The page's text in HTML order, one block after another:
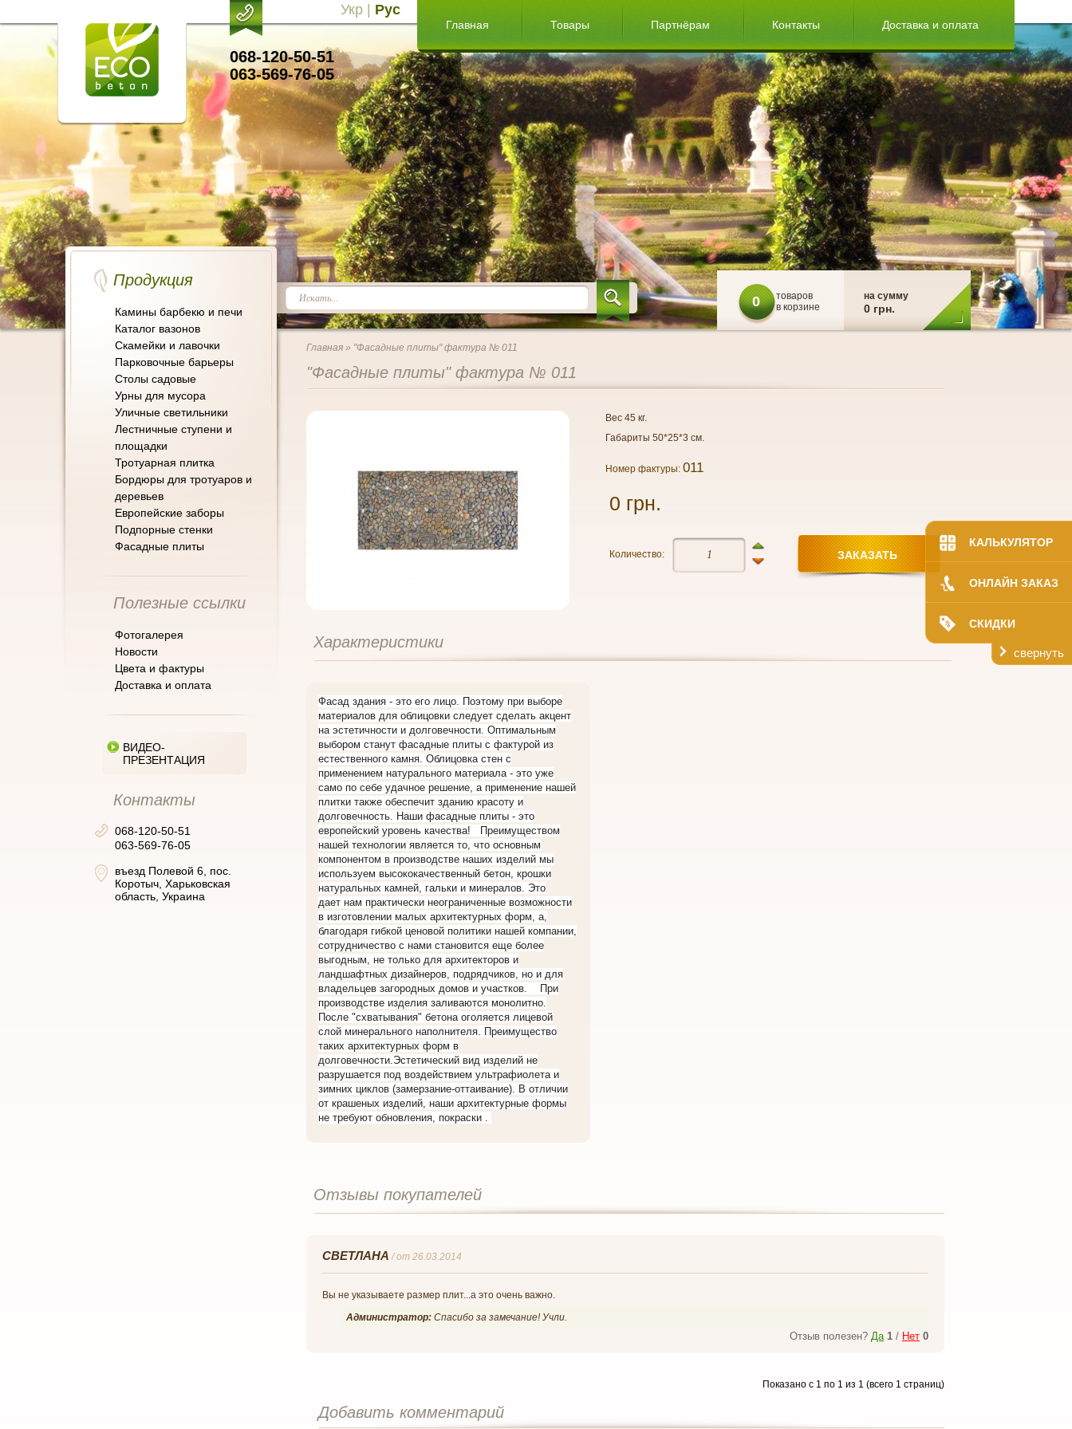
КАЛЬКУЛЯТОР
ОНЛАЙН ЗАКАЗ
СКИДКИ
свернуть
068-120-50-51
063-569-76-05
Укр Рус
0
товаров
в корзине
на сумму
0 грн.
Главная Товары Партнёрам Контакты Доставка и оплата
Продукция
Камины барбекю и печи
Каталог вазонов
Скамейки и лавочки
Парковочные барьеры
Cтолы садовые
Урны для мусора
Уличные светильники
Лестничные ступени и
площадки
Тротуарная плитка
Бордюры для тротуаров и
деревьев
Европейские заборы
Подпорные стенки
Фасадные плиты
Полезные ссылки
Фотогалерея
Новости
Цвета и фактуры
Доставка и оплата
ВИДЕО-
ПРЕЗЕНТАЦИЯ
Контакты
068-120-50-51
063-569-76-05
въезд Полевой 6, пос.
Коротыч, Харьковская
область, Украина
Главная » "Фасадные плиты" фактура № 011
"Фасадные плиты" фактура № 011
Вес 45 кг.
Габариты 50*25*3 см.
Номер фактуры: 011
0 грн.
Количество:
Характеристики
Фасад здания - это его лицо. Поэтому при выборе
материалов для облицовки следует сделать акцент
на эстетичности и долговечности. Оптимальным
выбором станут фасадные плиты с фактурой из
естественного камня. Облицовка стен с
применением натурального материала - это уже
само по себе удачное решение, а применение нашей
плитки также обеспечит зданию красоту и
долговечность. Наши фасадные плиты - это
европейский уровень качества! Преимуществом
нашей технологии является то, что основным
компонентом в производстве наших изделий мы
используем высококачественный бетон, крошки
натуральных камней, гальки и минералов. Это
дает нам практически неограниченные возможности
в изготовлении малых архитектурных форм, а,
благодаря гибкой ценовой политики нашей компании,
сотрудничество с нами становится еще более
выгодным, не только для архитекторов и
ландшафтных дизайнеров, подрядчиков, но и для
владельцев загородных домов и участков. При
производстве изделия заливаются монолитно.
После "схватывания" бетона оголяется лицевой
слой минерального наполнителя. Преимущество
таких архитектурных форм в
долговечности.Эстетический вид изделий не
разрушается под воздействием ультрафиолета и
зимних циклов (замерзание-оттаивание). В отличии
от крашеных изделий, наши архитектурные формы
не требуют обновления, покраски .
Отзывы покупателей
СВЕТЛАНА /от 26.03.2014
Вы не указываете размер плит...а это очень важно.
Администратор: Спасибо за замечание! Учли.
Отзыв полезен? Да 1 / Нет 0
Показано с 1 по 1 из 1 (всего 1 страниц)
Добавить комментарий